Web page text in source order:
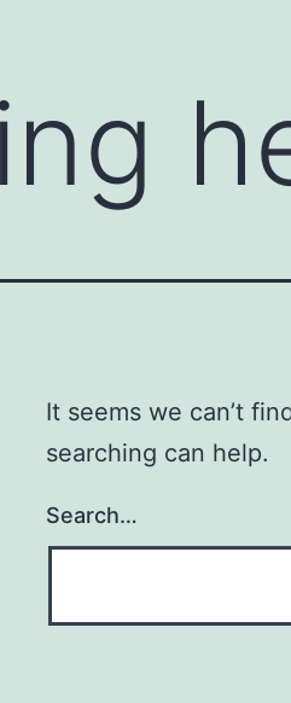
It seems we can’t
searching can help.
Search…